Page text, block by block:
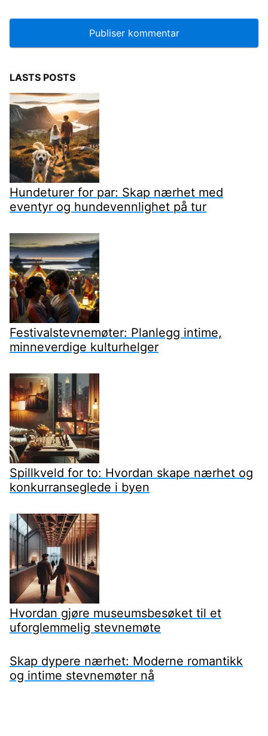
LASTS POSTS
Hundeturer for par: Skap nærhet med
eventyr og hundevennlighet på tur
Festivalstevnemøter: Planlegg intime,
minneverdige kulturhelger
Spillkveld for to: Hvordan skape nærhet og
konkurranseglede i byen
Hvordan gjøre museumsbesøket til et
uforglemmelig stevnemøte
Skap dypere nærhet: Moderne romantikk
og intime stevnemøter nå